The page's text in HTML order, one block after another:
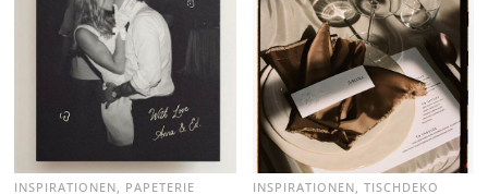
INSPIRATIONEN PAPETERIE INSPIRATIONEN TISCHDEKO